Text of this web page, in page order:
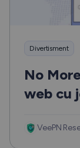
Divertisment
No
web cu
VeePN